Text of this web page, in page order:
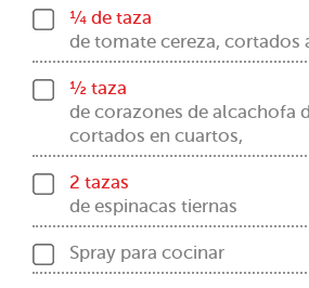
¼ de taza
de tomate cereza, cortados
½ taza
de corazones de alcachofa
cortados en cuartos,
2 tazas
de espinacas tiernas
Spray para cocinar